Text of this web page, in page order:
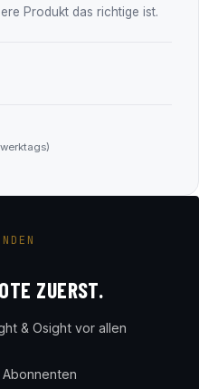
Produkt das richtige ist.
ZUERST.
& Osight vor allen